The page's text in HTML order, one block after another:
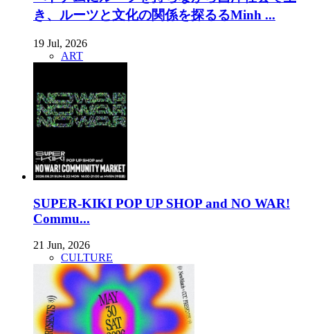
き、ルーツと文化の関係を探るるMinh ...
19 Jul, 2026
ART
SUPER-KIKI POP UP SHOP and NO WAR!
Commu...
21 Jun, 2026
CULTURE